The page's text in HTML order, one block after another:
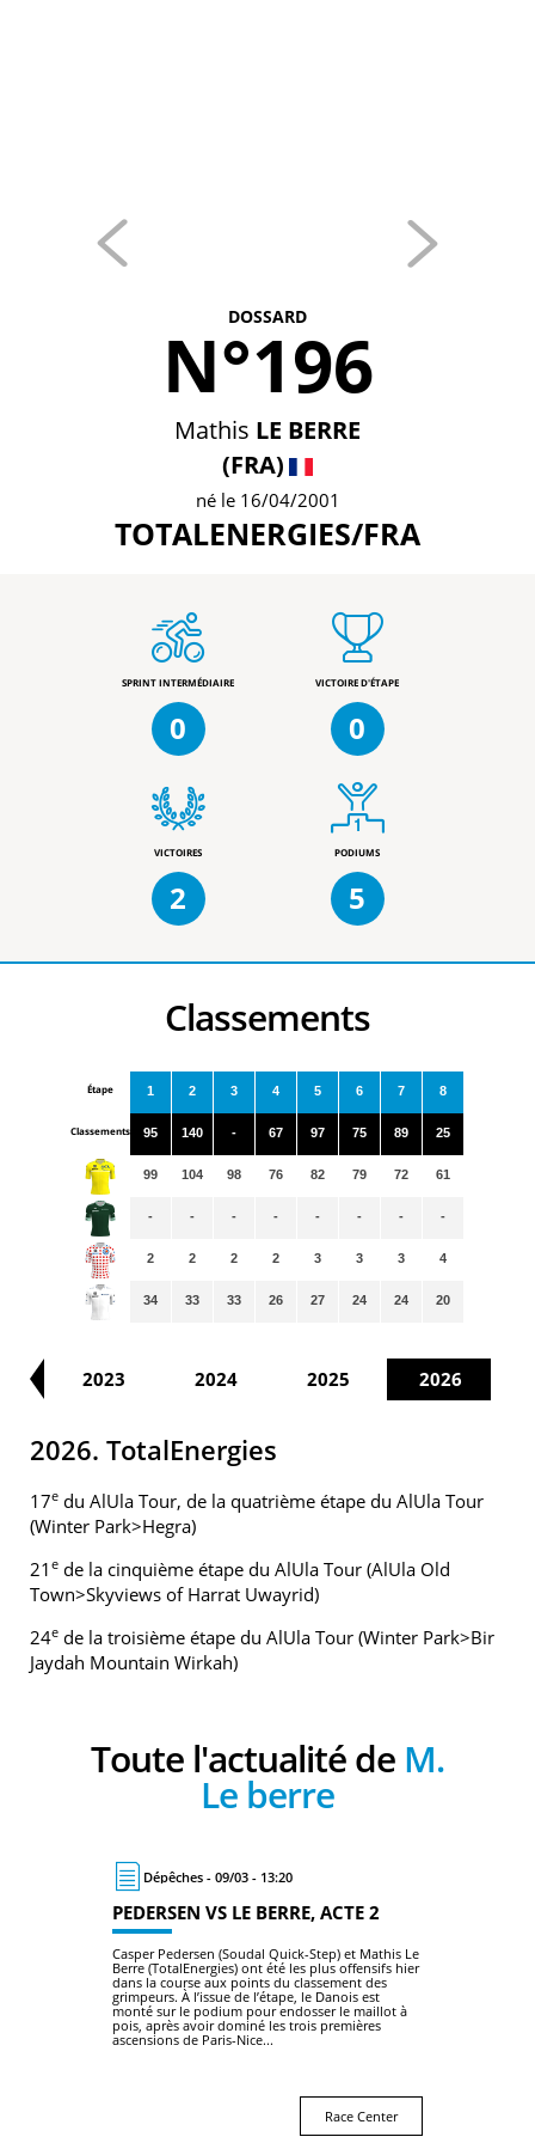
DOSSARD
N°196
Mathis LE BERRE
(FRA)
né le 16/04/2001
TOTALENERGIES/FRA
SPRINT INTERMÉDIAIRE
0
VICTOIRE D'ÉTAPE
0
VICTOIRES
2
PODIUMS
5
Classements
Étape
Classements
1
95
99
-
2
34
2
140
104
-
2
33
3
-
98
-
2
33
4
67
76
-
2
26
5
97
82
-
3
27
6
75
79
-
3
24
7
89
72
-
3
24
8
25
61
-
4
20
2023 2024 2025 2026
2026. TotalEnergies
17e du AlUla Tour, de la quatrième étape du AlUla Tour
(Winter Park>Hegra)
21 e de la cinquième étape du AlUla Tour (AlUla Old
Town>Skyviews of Harrat Uwayrid)
24e de la troisième étape du AlUla Tour (Winter Park>Bir
Jaydah Mountain Wirkah)
Toute l'actualité de M.
Le berre
Dépêches - 09/03 - 13:20
PEDERSEN VS LE BERRE, ACTE 2
Casper Pedersen (Soudal Quick-Step) et Mathis Le
Berre (TotalEnergies) ont été les plus offensifs hier
dans la course aux points du classement des
grimpeurs. À l’issue de l’étape, le Danois est
monté sur le podium pour endosser le maillot à
pois, après avoir dominé les trois premières
ascensions de Paris-Nice...
Race Center